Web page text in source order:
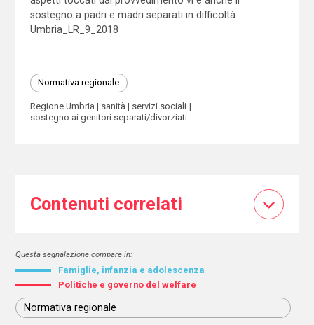
sostegno a padri e madri separati in difficoltà.
Umbria_LR_9_2018
Normativa regionale
Regione Umbria sanità
servizi sociali
sostegno ai genitori separati/divorziati
Contenuti correlati
Questa segnalazione compare in:
Famiglie, infanzia e adolescenza
Politiche e governo del welfare
Normativa regionale